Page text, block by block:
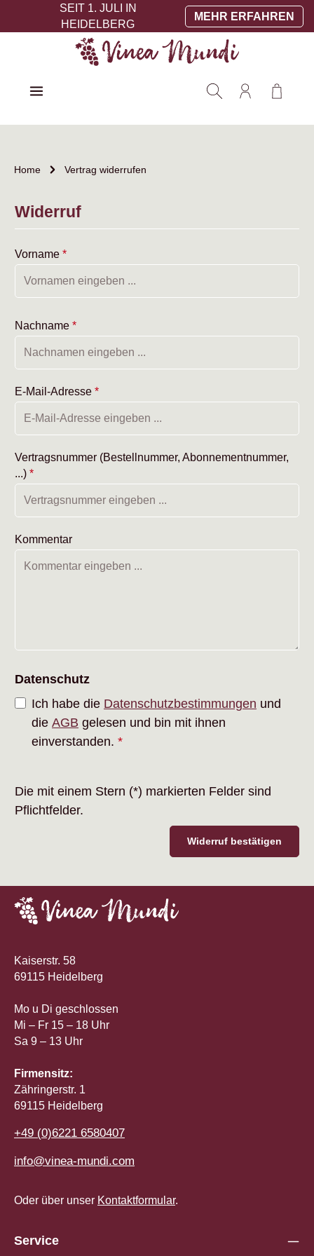
Zum Hauptinhalt springen
SEIT 1. JULI IN
HEIDELBERG
MEHR ERFAHREN
Home Vertrag widerrufen
Widerruf
Vorname *
Nachname *
E-Mail-Adresse *
Vertragsnummer (Bestellnummer, Abonnementnummer,
...) *
Kommentar
Datenschutz
Ich habe die Datenschutzbestimmungen und
die AGB gelesen und bin mit ihnen
einverstanden. *
Die mit einem Stern (*) markierten Felder sind
Pflichtfelder.
Widerruf bestätigen
Kaiserstr. 58
69115 Heidelberg
Mo u Di geschlossen
Mi – Fr 15 – 18 Uhr
Sa 9 – 13 Uhr
Firmensitz:
Zähringerstr. 1
69115 Heidelberg
+49 (0)6221 6580407
info@vinea-mundi.com
Oder über unser Kontaktformular.
Service